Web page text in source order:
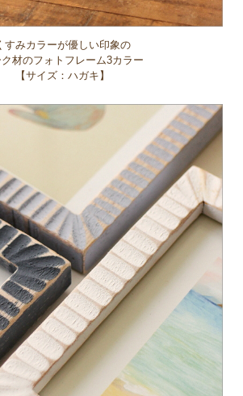
すみカラーが優しい印象の
材のフォトフレーム3カラー
【サイズ：ハガキ】